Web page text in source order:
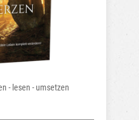
- lesen - umsetzen